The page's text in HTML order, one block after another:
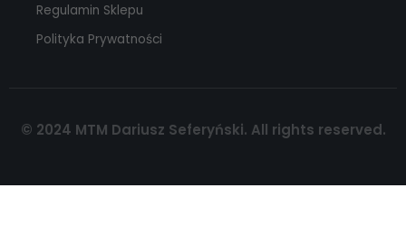
Regulamin Sklepu
Polityka Prywatności
© 2024 MTM Dariusz Seferyński. All rights reserved.